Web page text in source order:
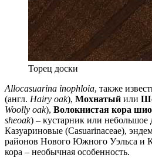
Торец доски
Allocasuarina inophloia, также
(англ. Hairy oak), Мохнатый или
Woolly oak), Волокнистая кора
sheoak) – кустарник или небольшое
Казуариновые (Casuarinaceae),
районов Нового Южного Уэльса и
кора – необычная особенность.